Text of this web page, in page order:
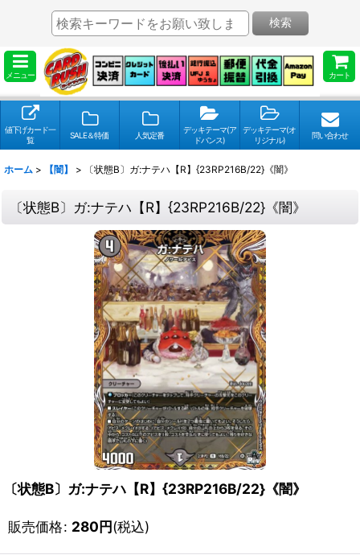
メニュー カート
検索
値下げカード一
覧
SALE＆特価 人気定番
デッキテーマ(ア
ドバンス)
デッキテーマ(オ
リジナル)
問い合わせ
ホーム > 【闇】 > 〔状態B〕ガ:ナテハ【R】{23RP216B/22}《闇》
〔状態B〕ガ:ナテハ【R】{23RP216B/22}《闇》
〔状態B〕ガ:ナテハ【R】{23RP216B/22}《闇》
販売価格: 280円(税込)